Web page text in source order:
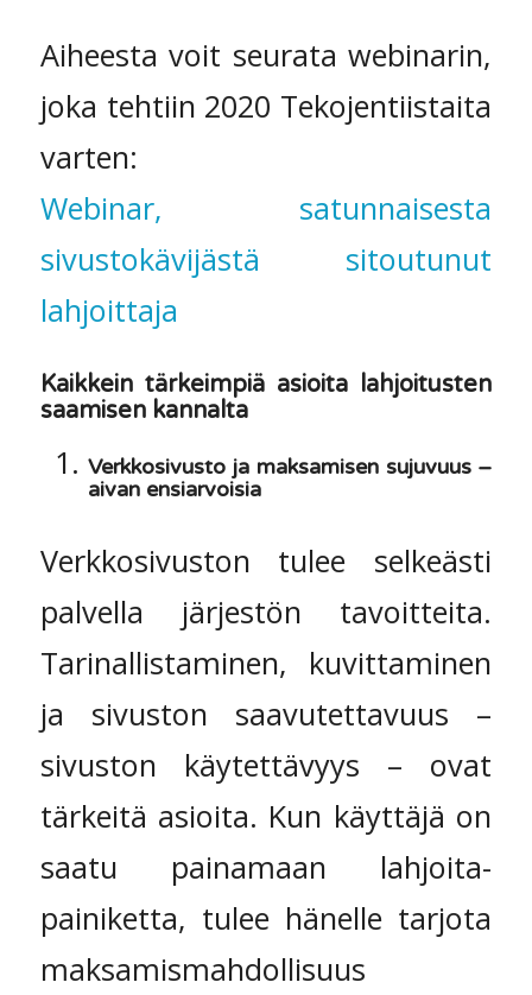
Aiheesta voit seurata webinarin,
joka tehtiin 2020 Tekojentiistaita
varten:
Webinar, satunnaisesta
sivustokävijästä sitoutunut
lahjoittaja
Kaikkein tärkeimpiä asioita lahjoitusten
saamisen kannalta
Verkkosivusto ja maksamisen sujuvuus –
aivan ensiarvoisia
Verkkosivuston tulee selkeästi
palvella järjestön tavoitteita.
Tarinallistaminen, kuvittaminen
ja sivuston saavutettavuus –
sivuston käytettävyys – ovat
tärkeitä asioita. Kun käyttäjä on
saatu painamaan lahjoita-
painiketta, tulee hänelle tarjota
maksamismahdollisuus